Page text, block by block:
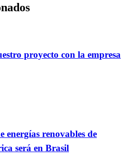
proyecto con la empresa
energías renovables de
será en Brasil